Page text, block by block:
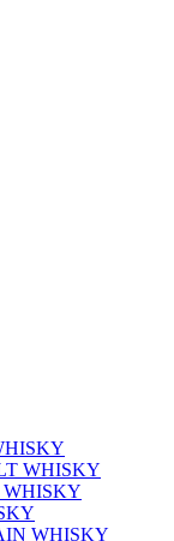
WHISKY
WHISKY
WHISKY